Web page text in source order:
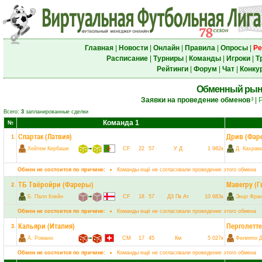
Главная| Новости| Онлайн| Правила| Опросы|
Расписание| Турниры| Команды| Игроки|
Рейтинги| Форум Чат|
Обменный
Заявки на проведение обменов3|
Всего: 3 запланированные сделки
№
Команда 1
1. Спартак (Латвия)
➟
Хейтем Кербаше CF 22 57 У Д 1 982к
Дрив
Д.
Обмен не состоится по причине: Команды ещё не согласовали проведение этого обмена
2. ТБ Твёройри (Фареры)
➟
Б. Палл Клейн CF 18 57 Д3 Пк Ат 10 683к
Мавегру
Энцо
Обмен не состоится по причине: Команды ещё не согласовали проведение этого обмена
3. Кальяри (Италия)
➟
А. Романо CM 17 45 Км 5 027к Филиппо
Обмен не состоится по причине: Команды ещё не согласовали проведение этого обмена